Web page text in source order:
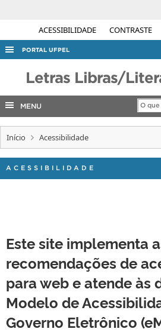
ACESSIBILIDADE CONTRASTE
PORTAL UFPEL
COBALTO
INTERNACIONAL
Letras Libras/
MENU
Início Acessibilidade
ACESSIBILIDADE
Este site implementa
recomendações de
para web e atende às
Modelo de
Governo Eletrônico